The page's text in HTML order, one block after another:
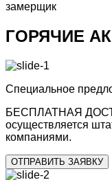
замерщик
ГОРЯЧИЕ
Специальное
БЕСПЛАТНАЯ
осуществляется
компаниями.
ОТПРАВИТЬ ЗАЯВКУ